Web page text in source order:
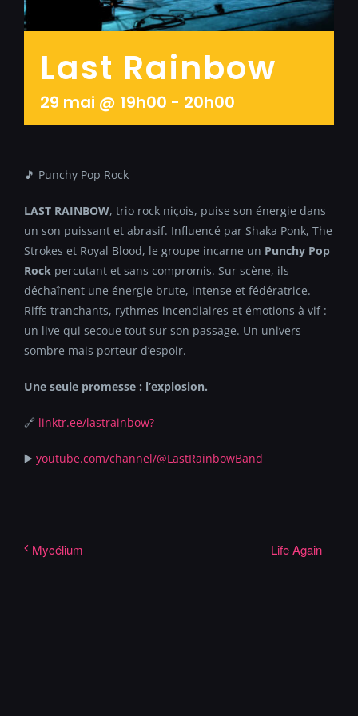
Last Rainbow
29 mai @ 19h00 - 20h00
🎵 Punchy Pop Rock
LAST RAINBOW, trio rock niçois, puise son énergie dans
un son puissant et abrasif. Influencé par Shaka Ponk, The
Strokes et Royal Blood, le groupe incarne un Punchy Pop
Rock percutant et sans compromis. Sur scène, ils
déchaînent une énergie brute, intense et fédératrice.
Riffs tranchants, rythmes incendiaires et émotions à vif :
un live qui secoue tout sur son passage. Un univers
sombre mais porteur d’espoir.
Une seule promesse : l’explosion.
🔗 linktr.ee/lastrainbow?
▶️ youtube.com/channel/@LastRainbowBand
Mycélium Life Again